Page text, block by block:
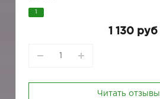
1 130 руб
Читать отзывы